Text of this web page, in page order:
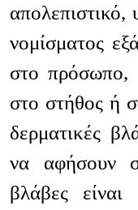
νομίσματος
στο πρόσωπο,
στο στήθος ή
δερματικές
να αφήσουν
βλάβες είναι